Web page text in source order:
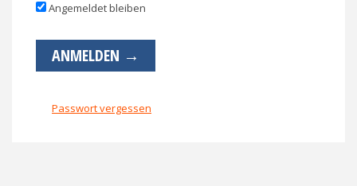
Angemeldet bleiben
Passwort vergessen